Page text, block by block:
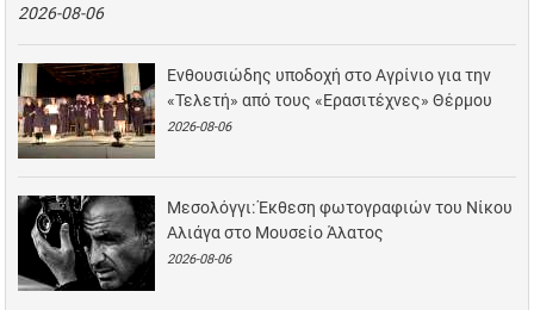
2026-08-06
Ενθουσιώδης υποδοχή στο Αγρίνιο για την
«Τελετή» από τους «Ερασιτέχνες» Θέρμου
2026-08-06
Μεσολόγγι: Έκθεση φωτογραφιών του Νίκου
Αλιάγα στο Μουσείο Άλατος
2026-08-06